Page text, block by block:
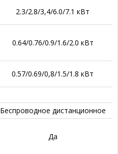
2.3/2.8/3,4/6.0/7.1 кВт
0.64/0.76/0.9/1.6/2.0 кВт
0.57/0.69/0,8/1.5/1.8 кВт
Беспроводное дистанционное
Да